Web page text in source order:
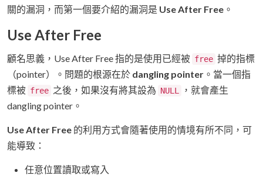
關的漏洞，而第一個要介紹的漏洞是 Use After Free 。
Use After Free
顧名思義，Use After Free 指的是使用已經被 free 掉的指標
（pointer）。問題的根源在於 dangling pointer 。當一個指
標被 free 之後，如果沒有將其設為 NULL
，就會產生
dangling pointer。
Use After Free 的利用方式會隨著使用的情境有所不同，可
能導致：
任意位置讀取或寫入